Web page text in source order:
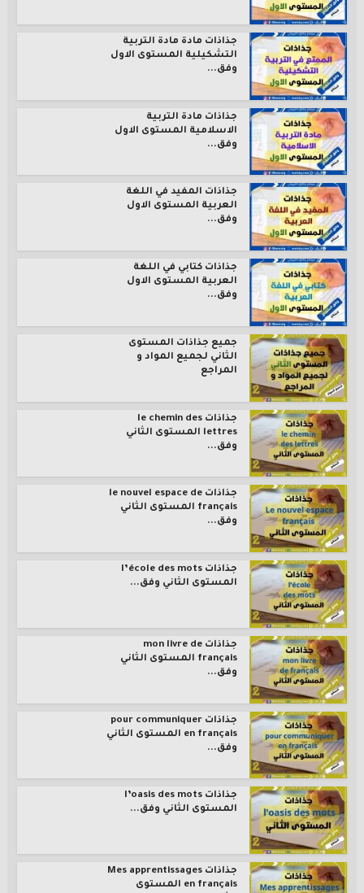
جذاذات مادة مادة التربية
التشكيلية المستوى الاول
وفق...
جذاذات مادة التربية
الاسلامية المستوى الاول
وفق...
جذاذات المفيد في اللغة
العربية المستوى الاول
وفق...
جذاذات كتابي في اللغة
العربية المستوى الاول
وفق...
جميع جذاذات المستوى
الثاني لجميع المواد و
المراجع
جذاذات le chemin des
lettres المستوى الثاني
وفق...
جذاذات le nouvel espace de
français المستوى الثاني
وفق...
جذاذات l’école des mots
المستوى الثاني وفق...
جذاذات mon livre de
français المستوى الثاني
وفق...
جذاذات pour communiquer
en français المستوى الثاني
وفق...
جذاذات l’oasis des mots
المستوى الثاني وفق...
جذاذات Mes apprentissages
en français المستوى